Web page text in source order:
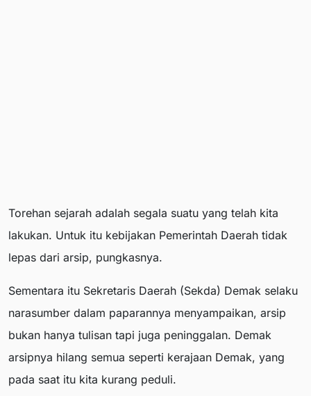
Torehan sejarah adalah segala suatu yang telah kita
lakukan. Untuk itu kebijakan Pemerintah Daerah tidak
lepas dari arsip, pungkasnya.
Sementara itu Sekretaris Daerah (Sekda) Demak selaku
narasumber dalam paparannya menyampaikan, arsip
bukan hanya tulisan tapi juga peninggalan. Demak
arsipnya hilang semua seperti kerajaan Demak, yang
pada saat itu kita kurang peduli.